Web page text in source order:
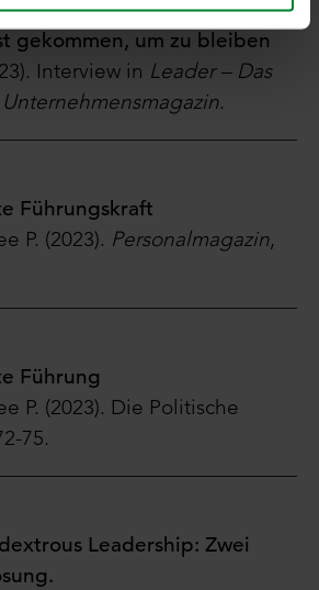
gekommen, um zu bleiben
Interview in Leader – Das
.
Führungskraft
P. (2023). Personalmagazin,
Führung
P. (2023). Die Politische
75.
Leadership: Zwei